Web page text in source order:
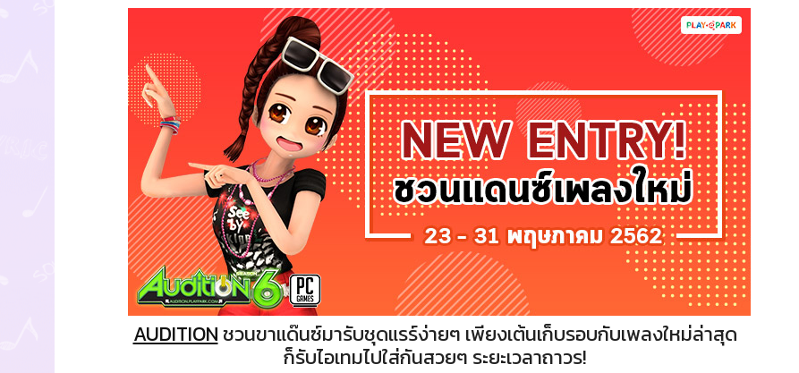
AUDITIONชวนขาแด๊นซ์มารับชุดแรร์ง่ายๆ เพียงเต้นเก็บรอบกับเพลงใหม่ล่าสุด
ก็รับไอเทมไปใส่กันสวยๆ ระยะเวลาถาวร!